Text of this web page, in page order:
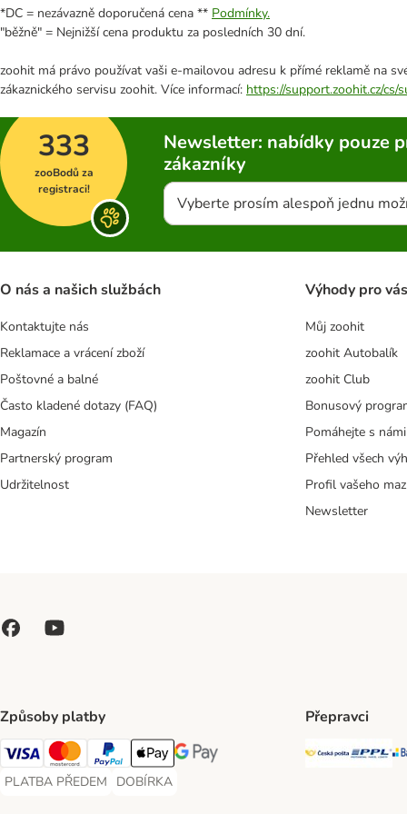
*DC = nezávazně doporučená cena ** Podmínky.
"běžně" = Nejnižší cena produktu za posledních 30 dní.
zoohit má právo používat vaši e-mailovou adresu k přímé reklamě na
zákaznického servisu zoohit. Více informací: https://support.zoohit.cz/cs/
333
zooBodů za
registraci!
Newsletter: nabídky pouze
zákazníky
Vyberte prosím alespoň jednu
O nás a našich službách
Kontaktujte nás
Reklamace a vrácení zboží
Poštovné a balné
Často kladené dotazy (FAQ)
Magazín
Partnerský program
Udržitelnost
Výhody pro vás
Můj zoohit
zoohit Autobalík
zoohit Club
Bonusový
Pomáhejte s
Přehled všech
Profil vašeho
Newsletter
Způsoby platby
Visa Payment Method
Mastercard Payment Method
PayPal Payment Method
Apple pay Payment Method
GooglePay Payment Method
PLATBA PŘEDEM
PLATBA PŘEDEM Payment Method
DOBÍRKA
DOBÍRKA Payment Method
Přepravci
Česká